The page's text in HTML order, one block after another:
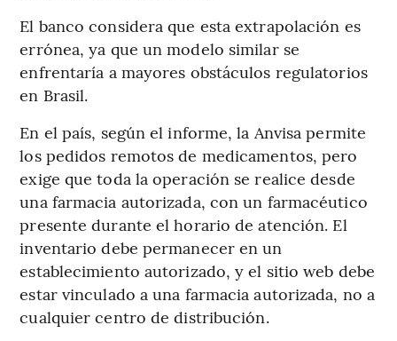
El banco considera que esta extrapolación es
errónea, ya que un modelo similar se
enfrentaría a mayores obstáculos regulatorios
en Brasil.
En el país, según el informe, la Anvisa permite
los pedidos remotos de medicamentos, pero
exige que toda la operación se realice desde
una farmacia autorizada, con un farmacéutico
presente durante el horario de atención. El
inventario debe permanecer en un
establecimiento autorizado, y el sitio web debe
estar vinculado a una farmacia autorizada, no a
cualquier centro de distribución.